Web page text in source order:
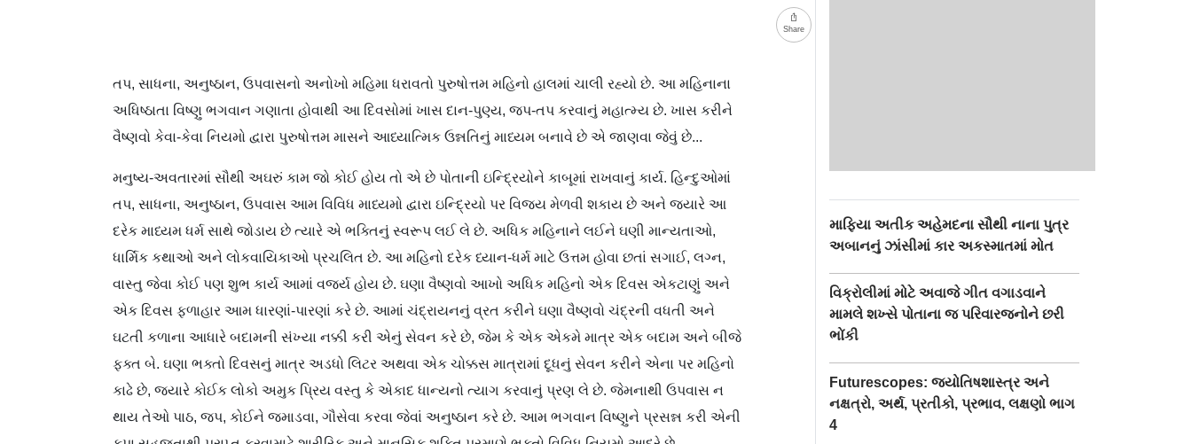
તપ, સાધના, અનુષ્ઠાન, ઉપવાસનો અનોખો મહિમા ધરાવતો પુરુષોત્તમ મહિનો હાલમાં ચાલી રહ્યો છે. આ મહિનાના
અધિષ્ઠાતા વિષ્ણુ ભગવાન ગણાતા હોવાથી આ દિવસોમાં ખાસ દાન-પુણ્ય, જપ-તપ કરવાનું મહાત્મ્ય છે. ખાસ કરીને
વૈષ્ણવો કેવા-કેવા નિયમો દ્વારા પુરુષોત્તમ માસને આધ્યાત્મિક ઉન્નતિનું માધ્યમ બનાવે છે એ જાણવા જેવું છે...
મનુષ્ય-અવતારમાં સૌથી અઘરું કામ જો કોઈ હોય તો એ છે પોતાની ઇન્દ્રિયોને કાબૂમાં રાખવાનું કાર્ય. હિન્દુઓમાં
તપ, સાધના, અનુષ્ઠાન, ઉપવાસ આમ વિવિધ માધ્યમો દ્વારા ઇન્દ્રિયો પર વિજય મેળવી શકાય છે અને જ્યારે આ
દરેક માધ્યમ ધર્મ સાથે જોડાય છે ત્યારે એ ભક્તિનું સ્વરૂપ લઈ લે છે. અધિક મહિનાને લઈને ઘણી માન્યતાઓ,
ધાર્મિક કથાઓ અને લોકવાયિકાઓ પ્રચલિત છે. આ મહિનો દરેક ધ્યાન-ધર્મ માટે ઉત્તમ હોવા છતાં સગાઈ, લગ્ન,
વાસ્તુ જેવા કોઈ પણ શુભ કાર્ય આમાં વર્જ્ય હોય છે. ઘણા વૈષ્ણવો આખો અધિક મહિનો એક દિવસ એકટાણું અને
એક દિવસ ફળાહાર આમ ધારણાં-પારણાં કરે છે. આમાં ચંદ્રાયનનું વ્રત કરીને ઘણા વૈષ્ણવો ચંદ્રની વધતી અને
ઘટતી કળાના આધારે બદામની સંખ્યા નક્કી કરી એનું સેવન કરે છે, જેમ કે એક એકમે માત્ર એક બદામ અને બીજે
ફક્ત બે. ઘણા ભક્તો દિવસનું માત્ર અડધો લિટર અથવા એક ચોક્કસ માત્રામાં દૂધનું સેવન કરીને એના પર મહિનો
કાઢે છે, જ્યારે કોઈક લોકો અમુક પ્રિય વસ્તુ કે એકાદ ધાન્યનો ત્યાગ કરવાનું પ્રણ લે છે. જેમનાથી ઉપવાસ ન
થાય તેઓ પાઠ, જપ, કોઈને જમાડવા, ગૌસેવા કરવા જેવાં અનુષ્ઠાન કરે છે. આમ ભગવાન વિષ્ણુને પ્રસન્ન કરી એની
Share
માફિયા અતીક અહેમદના સૌથી નાના પુત્ર
અબાનનું ઝાંસીમાં કાર અકસ્માતમાં મોત
વિક્રોલીમાં મોટે અવાજે ગીત વગાડવાને
મામલે શખ્સે પોતાના જ પરિવારજનોને છરી
ભોંકી
Futurescopes: જ્યોતિષશાસ્ત્ર અને
નક્ષત્રો, અર્થ, પ્રતીકો, પ્રભાવ, લક્ષણો ભાગ
4